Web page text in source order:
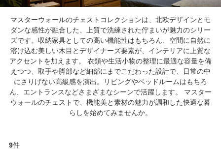
マスターウォールのチェストコレクションは、北欧デザインとモ
ダンな感性が融合した、上質で洗練された佇まいが魅力のシリー
ズです。収納家具としての高い機能性はもちろん、空間に自然に
溶け込む美しい木目とデザイナーズ要素が、インテリアに上質な
アクセントを加えます。 衣類や生活小物の整理に最適な容量を備
えつつ、取手や脚部など細部にまでこだわった設計で、日常の中
にさりげない高級感を演出。リビングやベッドルームはもちろ
ん、エントランスなどさまざまなシーンで活躍します。 マスター
ウォールのチェストで、機能美と素材の魅力が調和した快適な暮
らしを始めてみませんか。
9件